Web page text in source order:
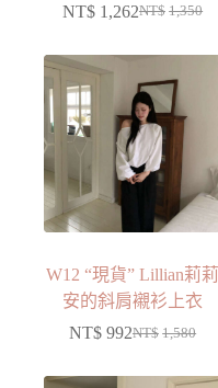
NT$ 1,350
NT$ 1,262
W12 “現貨” Lillian莉莉
安的斜肩襯衫上衣
NT$ 1,580
NT$ 992